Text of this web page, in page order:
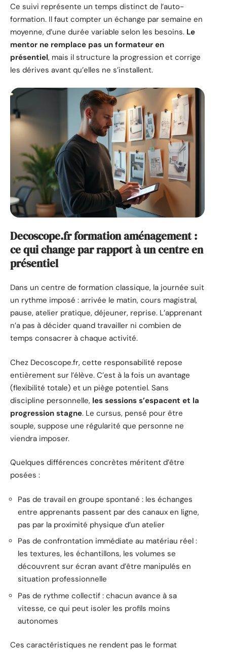
Ce suivi représente un temps distinct de l’auto-
formation. Il faut compter un échange par semaine en
moyenne, d’une durée variable selon les besoins. Le
mentor ne remplace pas un formateur en
présentiel, mais il structure la progression et corrige
les dérives avant qu’elles ne s’installent.
Decoscope.fr formation aménagement :
ce qui change par rapport à un centre en
présentiel
Dans un centre de formation classique, la journée suit
un rythme imposé : arrivée le matin, cours magistral,
pause, atelier pratique, déjeuner, reprise. L’apprenant
n’a pas à décider quand travailler ni combien de
temps consacrer à chaque activité.
Chez Decoscope.fr, cette responsabilité repose
entièrement sur l’élève. C’est à la fois un avantage
(flexibilité totale) et un piège potentiel. Sans
discipline personnelle, les sessions s’espacent et la
progression stagne. Le cursus, pensé pour être
souple, suppose une régularité que personne ne
viendra imposer.
Quelques différences concrètes méritent d’être
posées :
Pas de travail en groupe spontané : les échanges
entre apprenants passent par des canaux en ligne,
pas par la proximité physique d’un atelier
Pas de confrontation immédiate au matériau réel :
les textures, les échantillons, les volumes se
découvrent sur écran avant d’être manipulés en
situation professionnelle
Pas de rythme collectif : chacun avance à sa
vitesse, ce qui peut isoler les profils moins
autonomes
Ces caractéristiques ne rendent pas le format